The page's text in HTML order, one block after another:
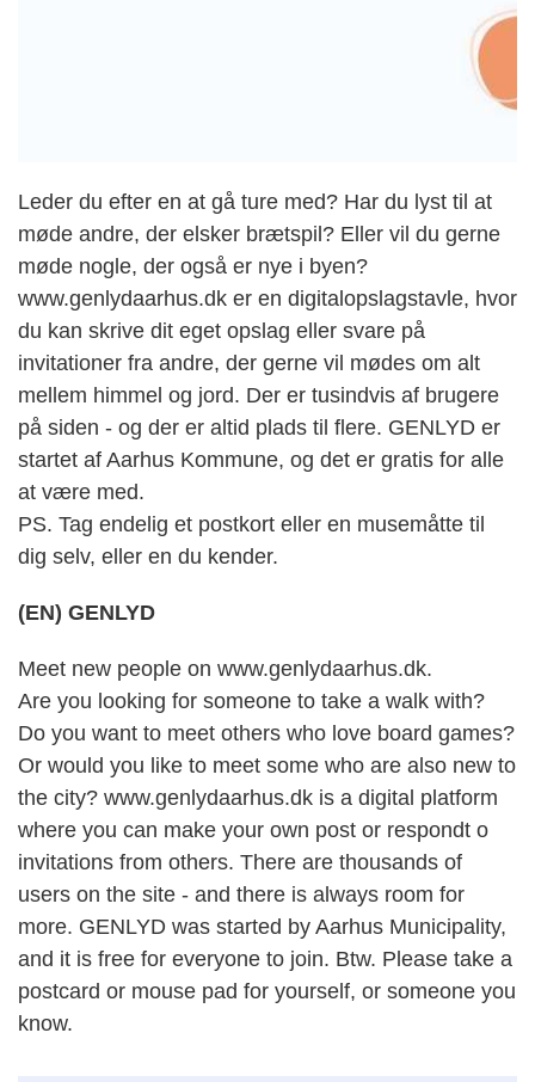
Leder du efter en at gå ture med? Har du lyst til at
møde andre, der elsker brætspil? Eller vil du gerne
møde nogle, der også er nye i byen?
www.genlydaarhus.dk er en digitalopslagstavle, hvor
du kan skrive dit eget opslag eller svare på
invitationer fra andre, der gerne vil mødes om alt
mellem himmel og jord. Der er tusindvis af brugere
på siden - og der er altid plads til flere. GENLYD er
startet af Aarhus Kommune, og det er gratis for alle
at være med.
PS. Tag endelig et postkort eller en musemåtte til
dig selv, eller en du kender.
(EN) GENLYD
Meet new people on www.genlydaarhus.dk.
Are you looking for someone to take a walk with?
Do you want to meet others who love board games?
Or would you like to meet some who are also new to
the city? www.genlydaarhus.dk is a digital platform
where you can make your own post or respondt o
invitations from others. There are thousands of
users on the site - and there is always room for
more. GENLYD was started by Aarhus Municipality,
and it is free for everyone to join. Btw. Please take a
postcard or mouse pad for yourself, or someone you
know.